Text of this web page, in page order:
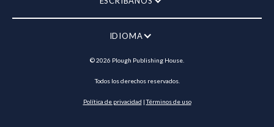
IDIOMA
©2026 Plough Publishing House.
Todos los derechos reservados.
Política de privacidad |Términos de uso